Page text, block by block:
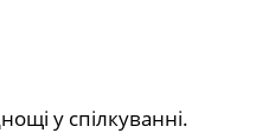
у спілкуванні.